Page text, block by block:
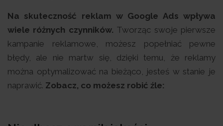
Na skuteczność reklam w Google Ads wpływa
wiele różnych czynników. Tworząc swoje pierwsze
kampanie reklamowe, możesz popełniać pewne
błędy, ale nie martw się, dzięki temu, że reklamy
można optymalizować na bieżąco, jesteś w stanie je
naprawić. Zobacz, co możesz robić źle: